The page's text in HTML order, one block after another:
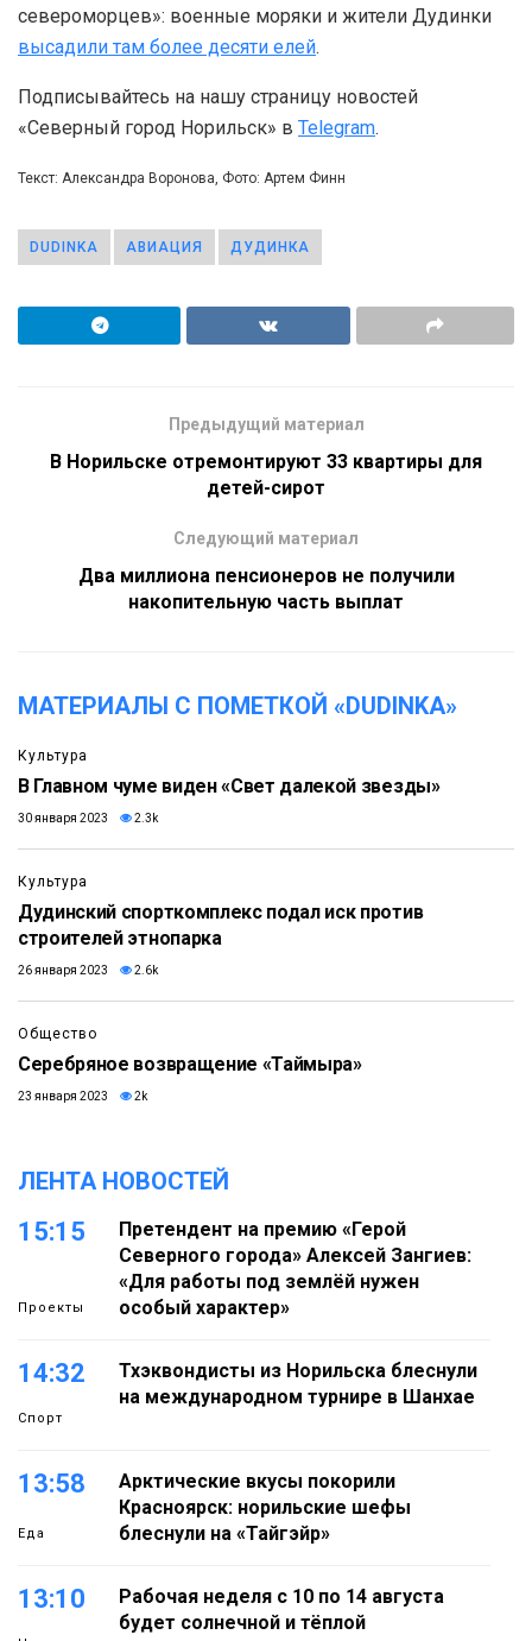
североморцев»: военные моряки и жители Дудинки
высадили там более десяти елей.
Подписывайтесь на нашу страницу новостей
«Северный город Норильск» в Telegram.
Текст: Александра Воронова, Фото: Артем Финн
DUDINKA АВИАЦИЯ ДУДИНКА
Предыдущий материал
В Норильске отремонтируют 33 квартиры для
детей-сирот
Следующий материал
Два миллиона пенсионеров не получили
накопительную часть выплат
МАТЕРИАЛЫ С ПОМЕТКОЙ «DUDINKA»
Культура
В Главном чуме виден «Свет далекой звезды»
30 января 2023 2.3k
Культура
Дудинский спорткомплекс подал иск против
строителей этнопарка
26 января 2023 2.6k
Общество
Серебряное возвращение «Таймыра»
23 января 2023 2k
ЛЕНТА НОВОСТЕЙ
15:15
Проекты
Претендент на премию «Герой
Северного города» Алексей Зангиев:
«Для работы под землёй нужен
особый характер»
14:32
Спорт
Тхэквондисты из Норильска блеснули
на международном турнире в Шанхае
13:58
Еда
Арктические вкусы покорили
Красноярск: норильские шефы
блеснули на «Тайгэйр»
13:10
Рабочая неделя с 10 по 14 августа
будет солнечной и тёплой